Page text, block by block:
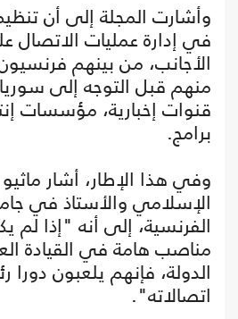
وأشارت المجلة إلى أن
في إدارة عمليات الاتصال
الأجانب، من بينهم
منهم قبل التوجه إلى
قنوات إخبارية، مؤسسات
برامج.
وفي هذا الإطار، أشار ماثيو
الإسلامي والأستاذ في
الفرنسية، إلى أنه "إذا لم
مناصب هامة في القيادة
الدولة، فإنهم يلعبون دورا
اتصالاته".